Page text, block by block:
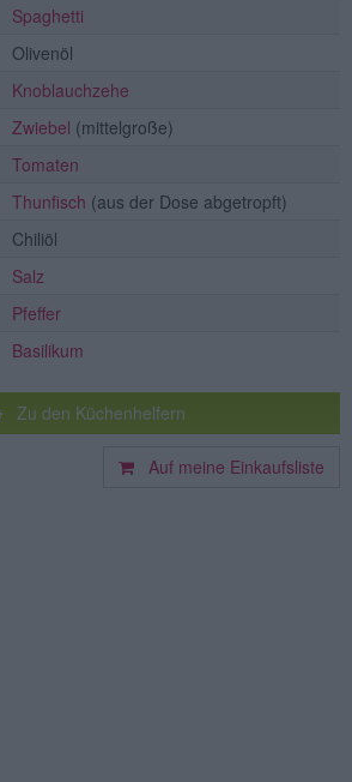
Spaghetti
Olivenöl
Knoblauchzehe
Zwiebel (mittelgroße)
Tomaten
Thunfisch (aus der Dose abgetropft)
Chiliöl
Salz
Pfeffer
Basilikum
Zu den Küchenhelfern
Auf meine Einkaufsliste